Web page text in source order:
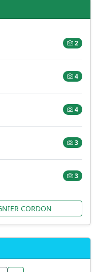
2
4
4
3
3
CORDON